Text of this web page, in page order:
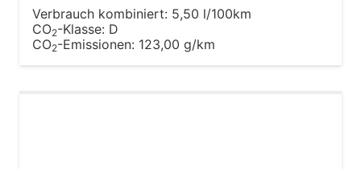
Verbrauch kombiniert: 5,50 l/100km
CO2-Klasse: D
CO2-Emissionen: 123,00 g/km